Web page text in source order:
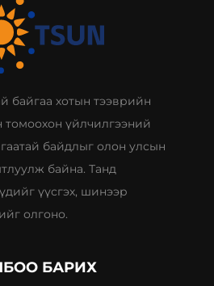
байгаа хотын тээврийн
томоохон үйлчилгээний
байдлыг олон улсын
байна. Танд
үүсгэх, шинээр
олгоно.
БАРИХ